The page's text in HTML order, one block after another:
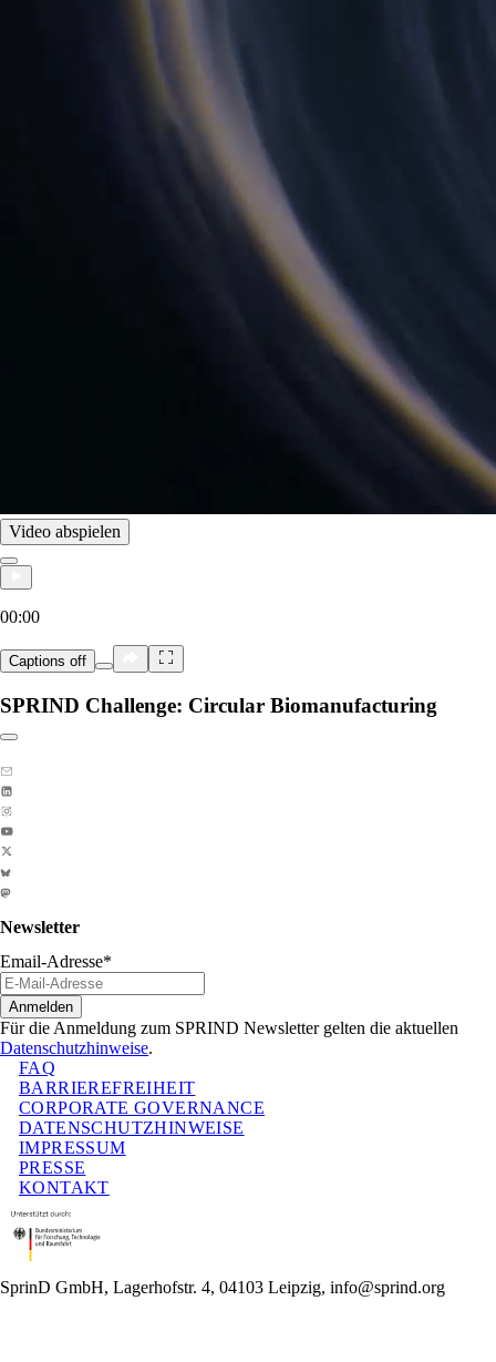
Video abspielen
00:00
Captions off
SPRIND Challenge: Circular Biomanufacturing
Link zum Abschnitt kopieren:
Newsletter
Email-Adresse*
Anmelden
Für die Anmeldung zum SPRIND Newsletter gelten die aktuellen
Datenschutzhinweise.
FAQ
BARRIEREFREIHEIT
CORPORATE GOVERNANCE
DATENSCHUTZHINWEISE
IMPRESSUM
PRESSE
KONTAKT
SprinD GmbH, Lagerhofstr. 4, 04103 Leipzig, info@sprind.org